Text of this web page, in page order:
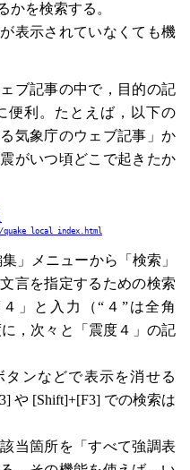
かを検索する。
表示されていなくても機
ブ記事の中で，目的の記
便利。たとえば，以下の
気象庁のウェブ記事」か
がいつ頃どこで起きたか
」メニューから「検索」
言を指定するための検索
」と入力（“４”は全角
，次々と「震度４」の記
ンなどで表示を消せる
や [Shift]+[F3] での検索は
当箇所を「すべて強調表